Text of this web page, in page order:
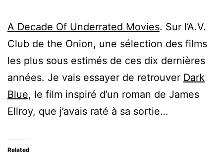
A Decade Of Underrated Movies. Sur l’A.V.
Club de the Onion, une sélection des films
les plus sous estimés de ces dix dernières
années. Je vais essayer de retrouver Dark
Blue, le film inspiré d’un roman de James
Ellroy, que j’avais raté à sa sortie…
Related